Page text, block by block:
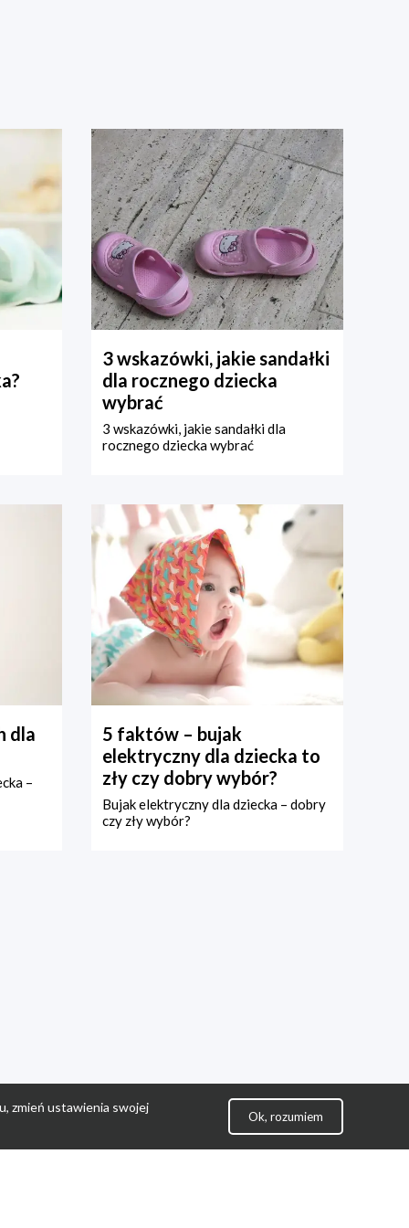
3 wskazówki, jakie sandałki
dla rocznego dziecka
wybrać
3 wskazówki, jakie sandałki dla
rocznego dziecka wybrać
dla
–
5 faktów – bujak
elektryczny dla dziecka to
zły czy dobry wybór?
Bujak elektryczny dla dziecka – dobry
czy zły wybór?
zmień ustawienia swojej
Ok, rozumiem